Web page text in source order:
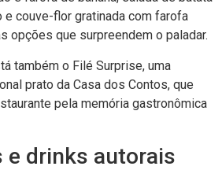
e couve-flor gratinada com farofa
opções que surpreendem o paladar.
também o Filé Surprise, uma
prato da Casa dos Contos, que
pela memória gastronômica
e drinks autorais